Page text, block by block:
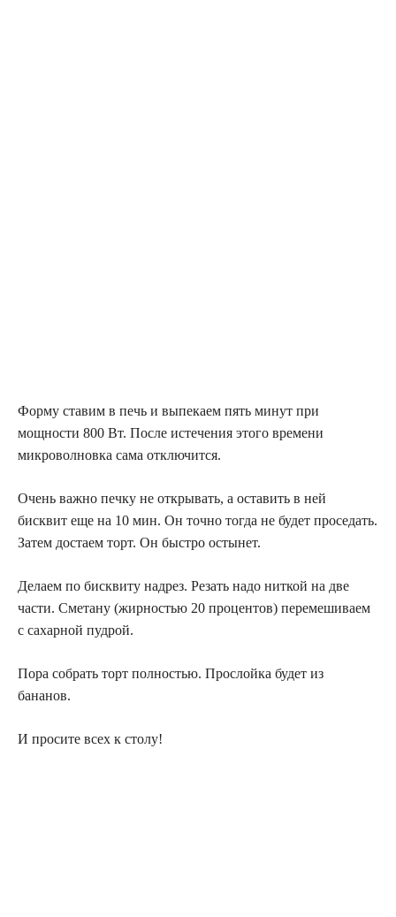
Форму ставим в печь и выпекаем пять минут при
мощности 800 Вт. После истечения этого времени
микроволновка сама отключится.
Очень важно печку не открывать, а оставить в ней
бисквит еще на 10 мин. Он точно тогда не будет проседать.
Затем достаем торт. Он быстро остынет.
Делаем по бисквиту надрез. Резать надо ниткой на две
части. Сметану (жирностью 20 процентов) перемешиваем
с сахарной пудрой.
Пора собрать торт полностью. Прослойка будет из
бананов.
И просите всех к столу!